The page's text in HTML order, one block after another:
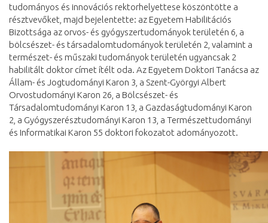
tudományos és innovációs rektorhelyettese köszöntötte a
résztvevőket, majd bejelentette: az Egyetem Habilitációs
Bizottsága az orvos- és gyógyszertudományok területén 6, a
bölcsészet- és társadalomtudományok területén 2, valamint a
természet- és műszaki tudományok területén ugyancsak 2
habilitált doktor címet ítélt oda. Az Egyetem Doktori Tanácsa az
Állam- és Jogtudományi Karon 3, a Szent-Györgyi Albert
Orvostudományi Karon 26, a Bölcsészet- és
Társadalomtudományi Karon 13, a Gazdaságtudományi Karon
2, a Gyógyszerésztudományi Karon 13, a Természettudományi
és Informatikai Karon 55 doktori fokozatot adományozott.